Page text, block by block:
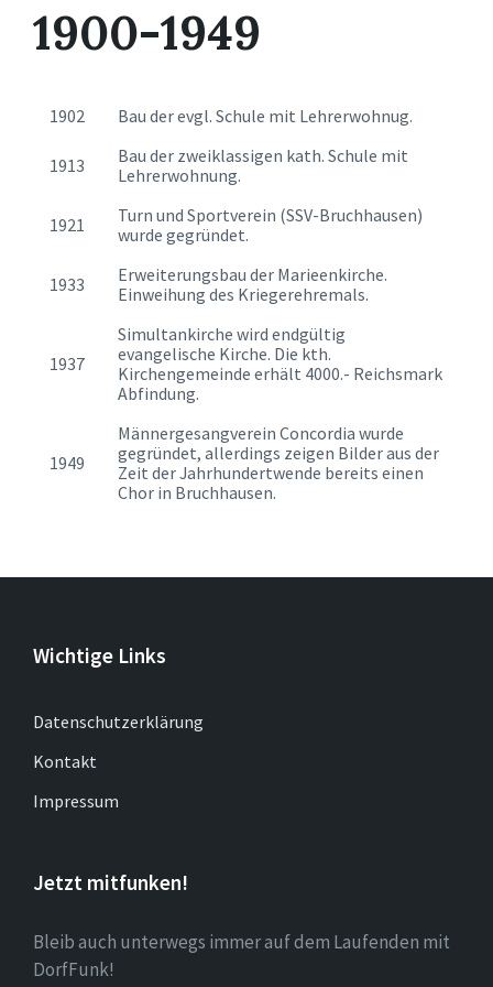
1900-1949
1902 Bau der evgl. Schule mit Lehrerwohnug.
1913
Bau der zweiklassigen kath. Schule mit
Lehrerwohnung.
1921
Turn und Sportverein (SSV-Bruchhausen)
wurde gegründet.
1933
Erweiterungsbau der Marieenkirche.
Einweihung des Kriegerehremals.
1937
Simultankirche wird endgültig
evangelische Kirche. Die kth.
Kirchengemeinde erhält 4000.- Reichsmark
Abfindung.
1949
Männergesangverein Concordia wurde
gegründet, allerdings zeigen Bilder aus der
Zeit der Jahrhundertwende bereits einen
Chor in Bruchhausen.
Wichtige Links
Datenschutzerklärung
Kontakt
Impressum
Jetzt mitfunken!
Bleib auch unterwegs immer auf dem Laufenden mit
DorfFunk!